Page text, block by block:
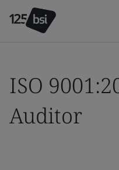
ISO
Auditor